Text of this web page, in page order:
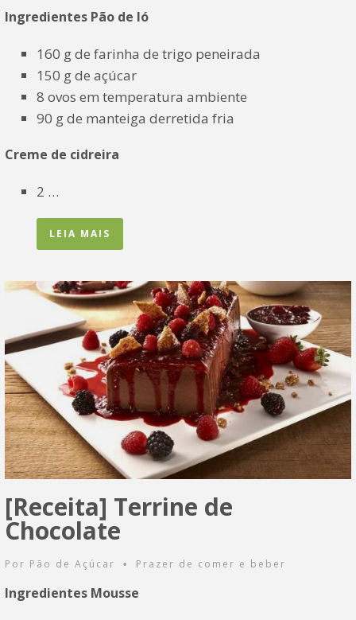
Ingredientes Pão de ló
160 g de farinha de trigo peneirada
150 g de açúcar
8 ovos em temperatura ambiente
90 g de manteiga derretida fria
Creme de cidreira
2 …
LEIA MAIS
[Receita] Terrine de
Chocolate
Por Pão de Açúcar • Prazer de comer e beber
Ingredientes Mousse